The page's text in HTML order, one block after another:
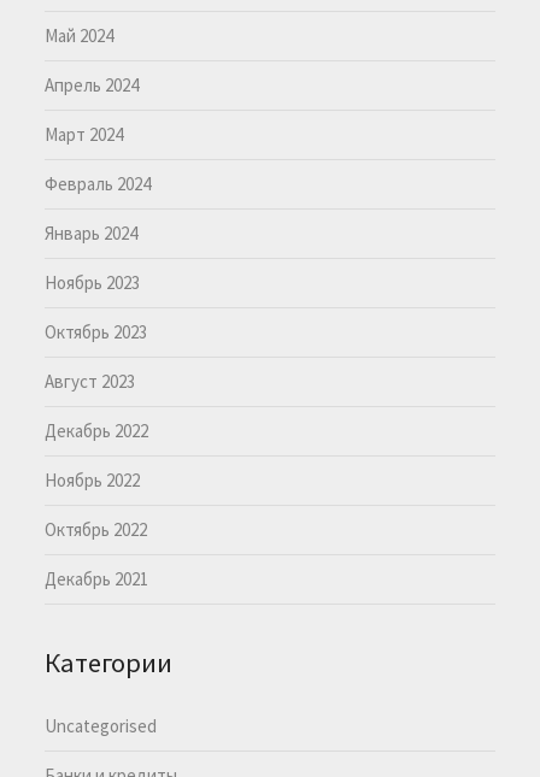
Май 2024
Апрель 2024
Март 2024
Февраль 2024
Январь 2024
Ноябрь 2023
Октябрь 2023
Август 2023
Декабрь 2022
Ноябрь 2022
Октябрь 2022
Декабрь 2021
Категории
Uncategorised